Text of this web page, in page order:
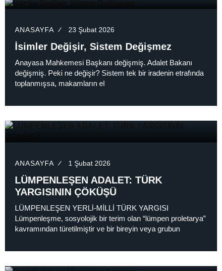
ANASAYFA 23 Şubat 2026
İsimler Değişir, Sistem Değişmez
Anayasa Mahkemesi Başkanı değişmiş. Adalet Bakanı
değişmiş. Peki ne değişir? Sistem tek bir iradenin etrafında
toplanmışsa, makamların el
ANASAYFA 1 Şubat 2026
LÜMPENLEŞEN ADALET: TÜRK
YARGISININ ÇÖKÜŞÜ
LÜMPENLEŞEN YERLİ-MİLLİ TÜRK YARGISI
Lümpenleşme, sosyolojik bir terim olan “lümpen proletarya”
kavramından türetilmiştir ve bir bireyin veya grubun